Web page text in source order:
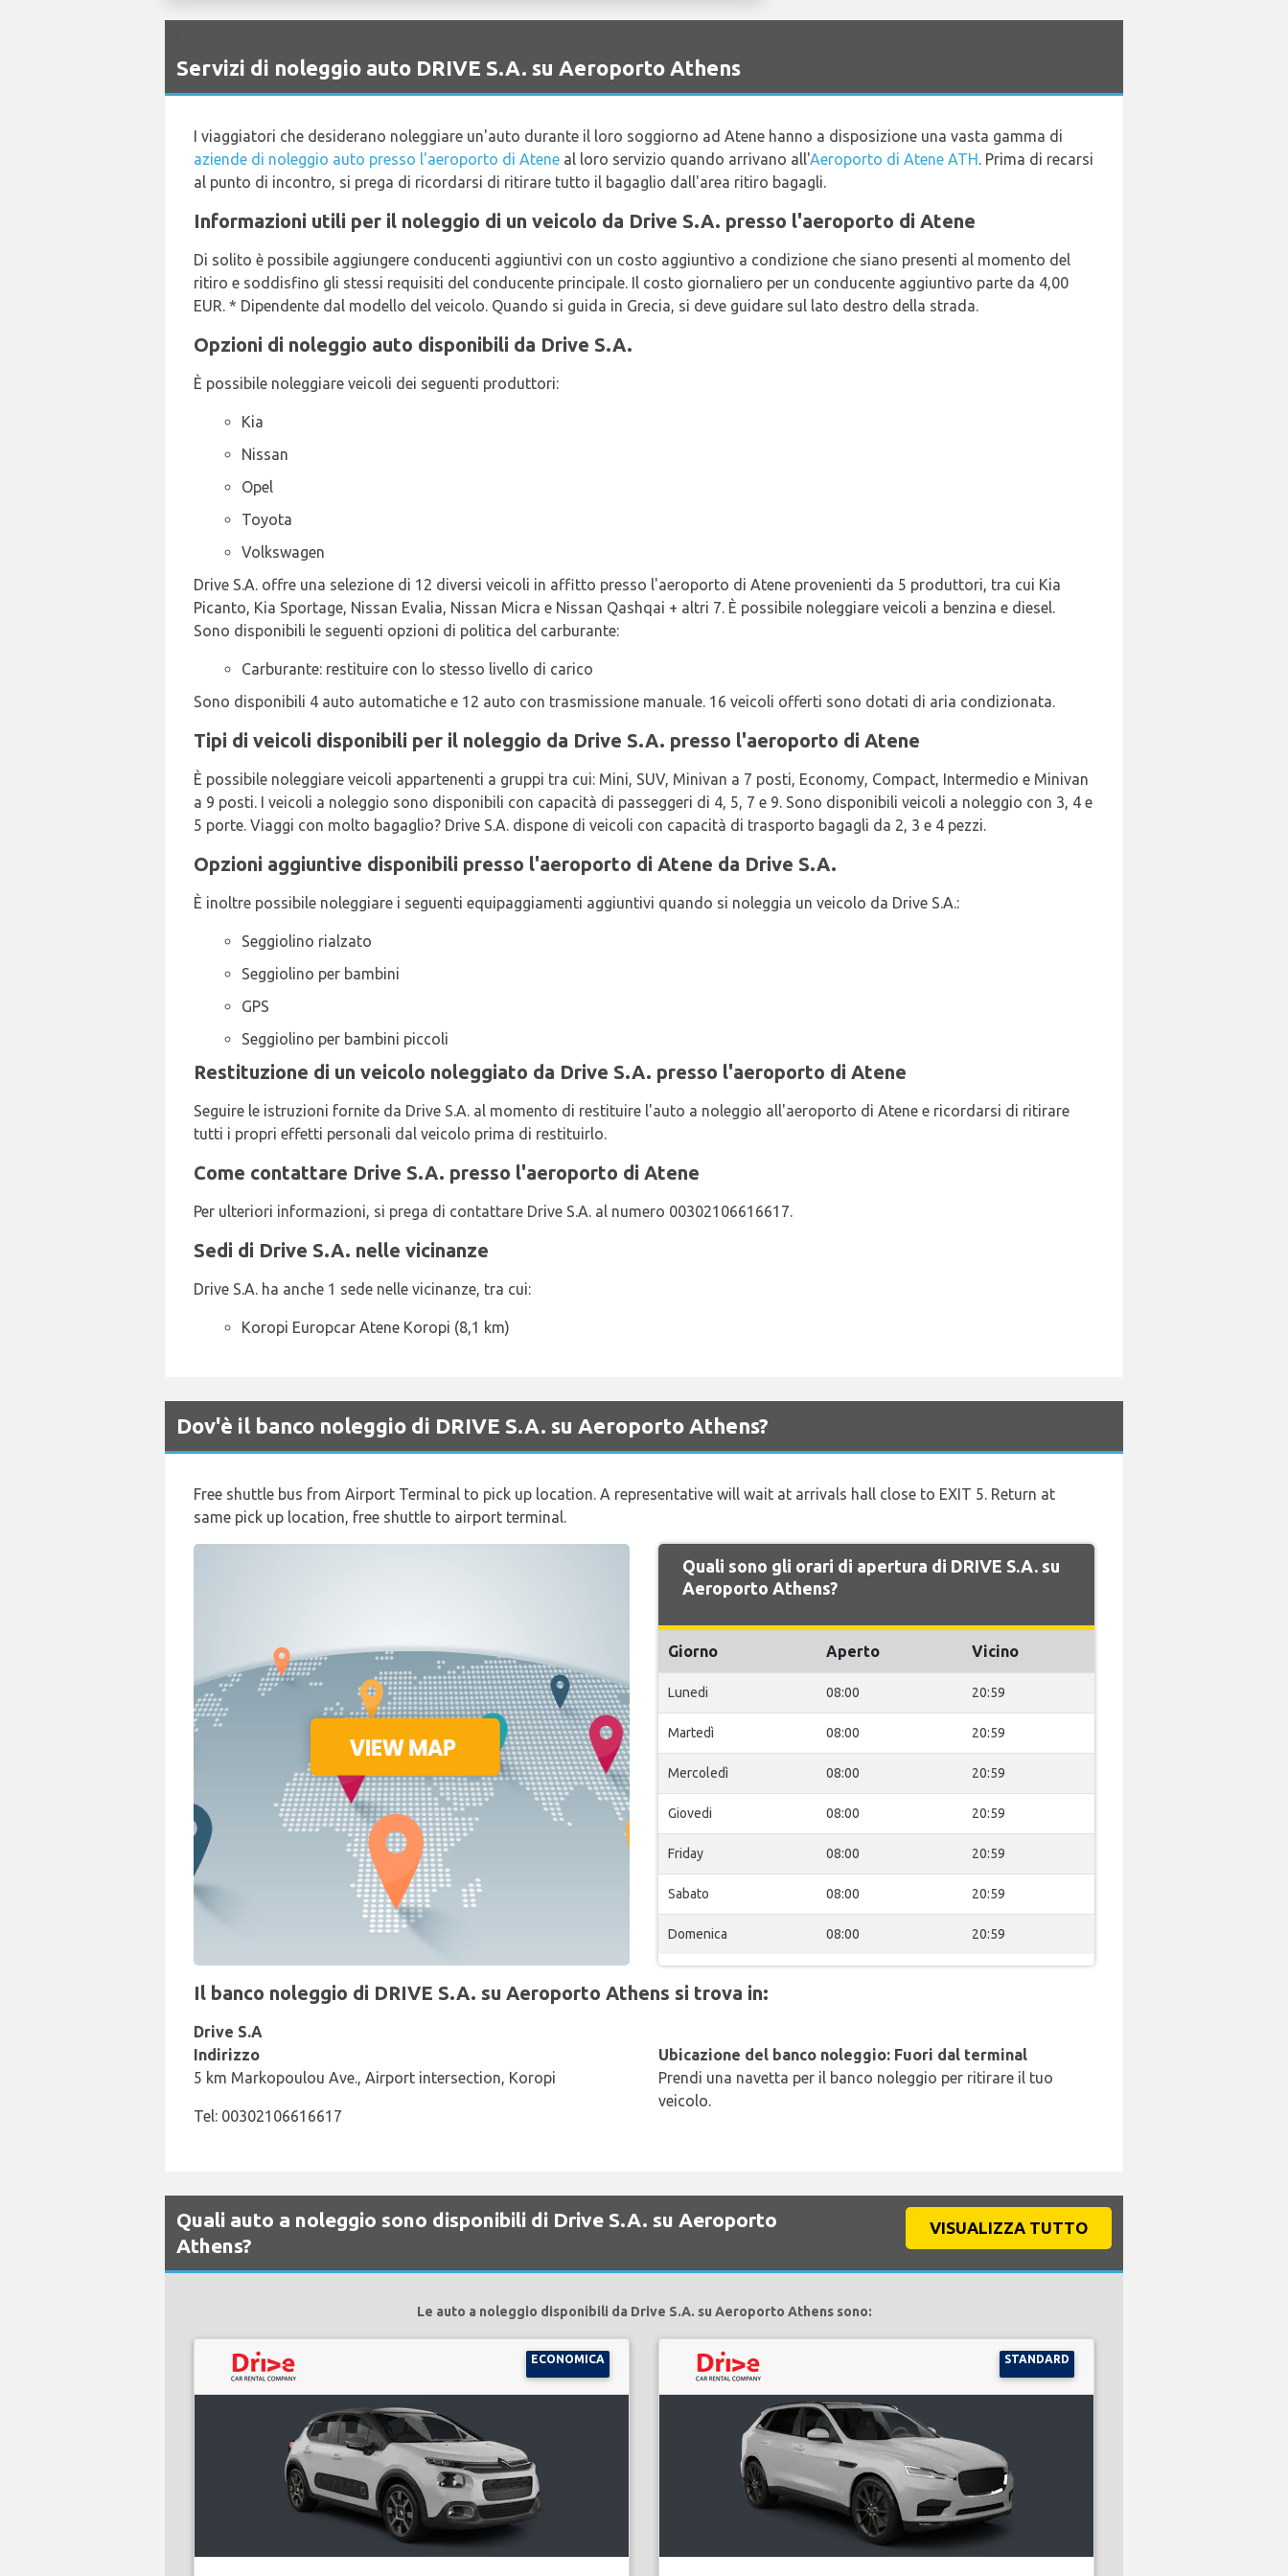
Servizi di noleggio auto DRIVE S.A. su Aeroporto Athens
I viaggiatori che desiderano noleggiare un'auto durante il loro soggiorno ad Atene hanno a disposizione una vasta gamma di
aziende di noleggio auto presso l'aeroporto di Atene al loro servizio quando arrivano all'Aeroporto di Atene ATH. Prima di recarsi
al punto di incontro, si prega di ricordarsi di ritirare tutto il bagaglio dall'area ritiro bagagli.
Informazioni utili per il noleggio di un veicolo da Drive S.A. presso l'aeroporto di Atene
Di solito è possibile aggiungere conducenti aggiuntivi con un costo aggiuntivo a condizione che siano presenti al momento del
ritiro e soddisfino gli stessi requisiti del conducente principale. Il costo giornaliero per un conducente aggiuntivo parte da 4,00
EUR. * Dipendente dal modello del veicolo. Quando si guida in Grecia, si deve guidare sul lato destro della strada.
Opzioni di noleggio auto disponibili da Drive S.A.
È possibile noleggiare veicoli dei seguenti produttori:
Kia
Nissan
Opel
Toyota
Volkswagen
Drive S.A. offre una selezione di 12 diversi veicoli in affitto presso l'aeroporto di Atene provenienti da 5 produttori, tra cui Kia
Picanto, Kia Sportage, Nissan Evalia, Nissan Micra e Nissan Qashqai + altri 7. È possibile noleggiare veicoli a benzina e diesel.
Sono disponibili le seguenti opzioni di politica del carburante:
Carburante: restituire con lo stesso livello di carico
Sono disponibili 4 auto automatiche e 12 auto con trasmissione manuale. 16 veicoli offerti sono dotati di aria condizionata.
Tipi di veicoli disponibili per il noleggio da Drive S.A. presso l'aeroporto di Atene
È possibile noleggiare veicoli appartenenti a gruppi tra cui: Mini, SUV, Minivan a 7 posti, Economy, Compact, Intermedio e Minivan
a 9 posti. I veicoli a noleggio sono disponibili con capacità di passeggeri di 4, 5, 7 e 9. Sono disponibili veicoli a noleggio con 3, 4 e
5 porte. Viaggi con molto bagaglio? Drive S.A. dispone di veicoli con capacità di trasporto bagagli da 2, 3 e 4 pezzi.
Opzioni aggiuntive disponibili presso l'aeroporto di Atene da Drive S.A.
È inoltre possibile noleggiare i seguenti equipaggiamenti aggiuntivi quando si noleggia un veicolo da Drive S.A.:
Seggiolino rialzato
Seggiolino per bambini
GPS
Seggiolino per bambini piccoli
Restituzione di un veicolo noleggiato da Drive S.A. presso l'aeroporto di Atene
Seguire le istruzioni fornite da Drive S.A. al momento di restituire l'auto a noleggio all'aeroporto di Atene e ricordarsi di ritirare
tutti i propri effetti personali dal veicolo prima di restituirlo.
Come contattare Drive S.A. presso l'aeroporto di Atene
Per ulteriori informazioni, si prega di contattare Drive S.A. al numero 00302106616617.
Sedi di Drive S.A. nelle vicinanze
Drive S.A. ha anche 1 sede nelle vicinanze, tra cui:
Koropi Europcar Atene Koropi (8,1 km)
Dov'è il banco noleggio di DRIVE S.A. su Aeroporto Athens?
Free shuttle bus from Airport Terminal to pick up location. A representative will wait at arrivals hall close to EXIT 5. Return at
same pick up location, free shuttle to airport terminal.
Quali sono gli orari di apertura di DRIVE S.A. su
Aeroporto Athens?
Giorno Aperto Vicino
Lunedi 08:00 20:59
Martedì 08:00 20:59
Mercoledì 08:00 20:59
Giovedi 08:00 20:59
Friday 08:00 20:59
Sabato 08:00 20:59
Domenica 08:00 20:59
Il banco noleggio di DRIVE S.A. su Aeroporto Athens si trova in:
Drive S.A
Indirizzo
5 km Markopoulou Ave., Airport intersection, Koropi
Tel: 00302106616617
Ubicazione del banco noleggio: Fuori dal terminal
Prendi una navetta per il banco noleggio per ritirare il tuo
veicolo.
Quali auto a noleggio sono disponibili di Drive S.A. su Aeroporto
Athens?
VISUALIZZA TUTTO
Le auto a noleggio disponibili da Drive S.A. su Aeroporto Athens sono:
ECONOMICA STANDARD